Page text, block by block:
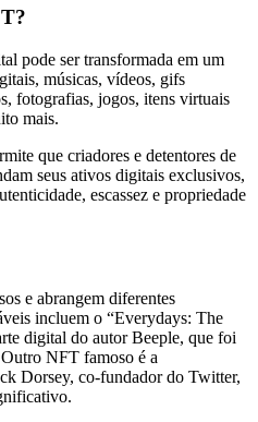
pode ser transformada em um
músicas, vídeos, gifs
fotografias, jogos, itens virtuais
mais.
que criadores e detentores de
seus ativos digitais exclusivos,
escassez e propriedade
e abrangem diferentes
incluem o “Everydays: The
digital do autor Beeple, que foi
NFT famoso é a
Dorsey, co-fundador do Twitter,